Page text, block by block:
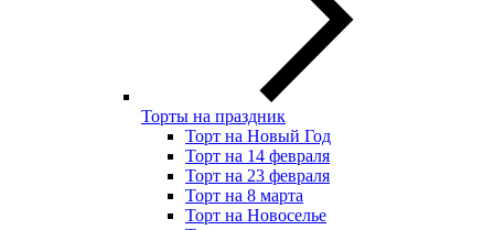
Торты на праздник
Торт на Новый Год
Торт на 14 февраля
Торт на 23 февраля
Торт на 8 марта
Торт на Новоселье